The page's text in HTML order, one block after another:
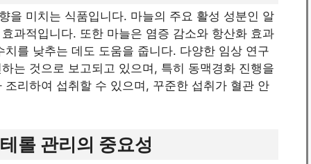
을 미치는 식품입니다. 마늘의 주요 활성 성분인 알
과적입니다. 또한 마늘은 염증 감소와 항산화 효과
를 낮추는 데도 도움을 줍니다. 다양한 임상 연구
는 것으로 보고되고 있으며, 특히 동맥경화 진행을
리하여 섭취할 수 있으며, 꾸준한 섭취가 혈관 안
롤 관리의 중요성